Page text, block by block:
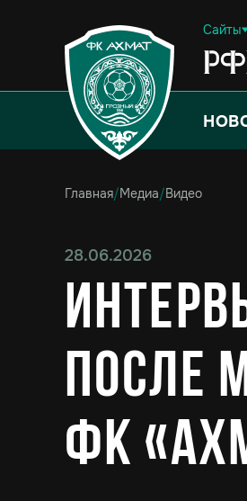
Сайты
Главная/Медиа/Видео
28.06.2026
после
ФК